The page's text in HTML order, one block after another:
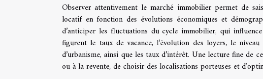
Observer attentivement le marché immobilier permet de
locatif en fonction des évolutions économiques et
d’anticiper les fluctuations du cycle immobilier, qui
figurent le taux de vacance, l’évolution des loyers, le
d’urbanisme, ainsi que les taux d’intérêt. Une lecture fine de
ou à la revente, de choisir des localisations porteuses et